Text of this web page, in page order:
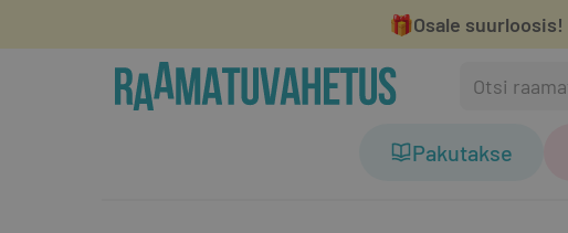
🎁Osale suurloosis!
Pakutakse